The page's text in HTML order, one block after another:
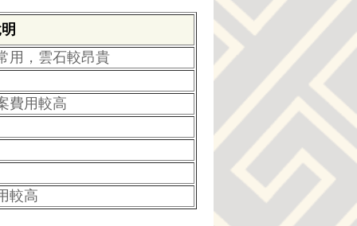
用，雲石較昂貴
費用較高
較高